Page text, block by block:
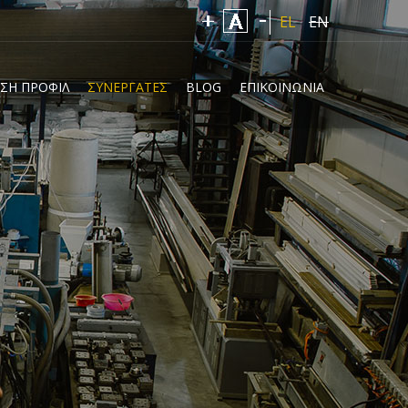
EL EN
ΠΡΟΦΙΛ ΣΥΝΕΡΓΑΤΕΣ BLOG ΕΠΙΚΟΙΝΩΝΙΑ